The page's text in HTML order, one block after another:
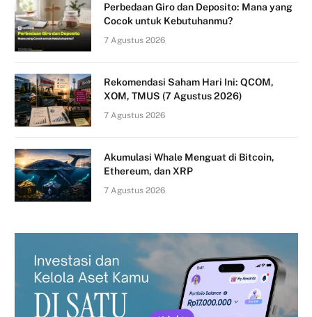
Perbedaan Giro dan Deposito: Mana yang
Cocok untuk Kebutuhanmu?
7 Agustus 2026
Rekomendasi Saham Hari Ini: QCOM,
XOM, TMUS (7 Agustus 2026)
7 Agustus 2026
Akumulasi Whale Menguat di Bitcoin,
Ethereum, dan XRP
7 Agustus 2026